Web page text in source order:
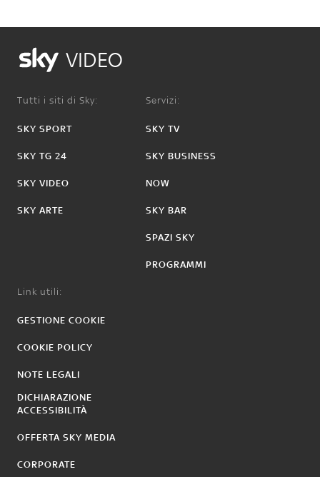
VIDEO
Tutti i siti di Sky:
SKY SPORT
SKY TG 24
SKY VIDEO
SKY ARTE
Servizi:
SKY TV
SKY BUSINESS
NOW
SKY BAR
SPAZI SKY
PROGRAMMI
Link utili:
GESTIONE COOKIE
COOKIE POLICY
NOTE LEGALI
DICHIARAZIONE
ACCESSIBILITÀ
OFFERTA SKY MEDIA
CORPORATE